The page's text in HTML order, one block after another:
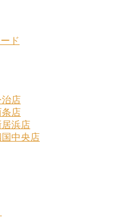
ド
店
店
浜店
中央店